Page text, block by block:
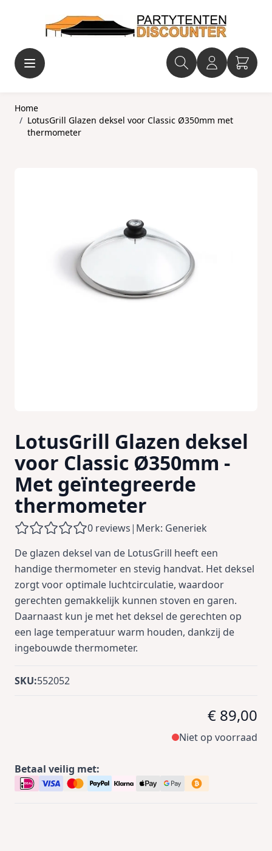
Home
/ LotusGrill Glazen deksel voor Classic Ø350mm met
thermometer
LotusGrill Glazen deksel
voor Classic Ø350mm -
Met geïntegreerde
thermometer
0 reviews| Merk: Generiek
De glazen deksel van de LotusGrill heeft een
handige thermometer en stevig handvat. Het deksel
zorgt voor optimale luchtcirculatie, waardoor
gerechten gemakkelijk kunnen stoven en garen.
Daarnaast kun je met het deksel de gerechten op
een lage temperatuur warm houden, dankzij de
ingebouwde thermometer.
SKU:552052
€ 89,00
Niet op voorraad
Betaal veilig met: